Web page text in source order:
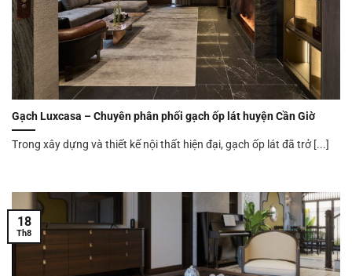
Gạch Luxcasa – Chuyên phân phối gạch ốp lát huyện Cần Giờ
Trong xây dựng và thiết kế nội thất hiện đại, gạch ốp lát đã trở [...]
18
Th8